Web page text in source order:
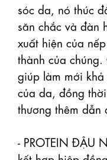
sóc da, nó thúc
săn chắc và đàn
xuất hiện của
thành của
giúp làm mới
của da, đồng
thương thêm dẫn
- PROTEIN ĐẬU